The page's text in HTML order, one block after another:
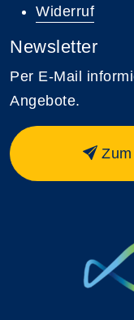
Widerruf
Newsletter
Per E-Mail
Angebote.